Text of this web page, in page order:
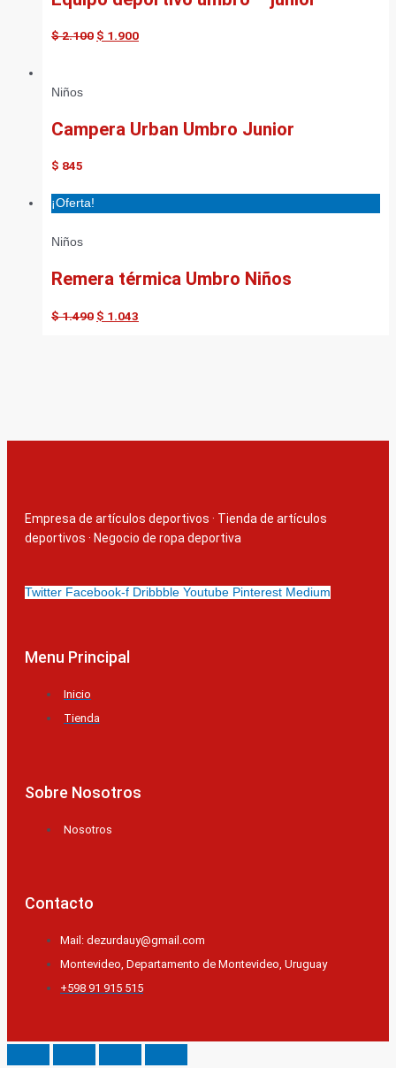
$2.100 $ 1.900
Niños
Campera Urban Umbro Junior
$ 845
¡Oferta!
Niños
Remera térmica Umbro Niños
$1.490 $ 1.043
Empresa de artículos deportivos · Tienda de artículos
deportivos · Negocio de ropa deportiva
Twitter Facebook-f Dribbble Youtube Pinterest Medium
Menu Principal
Inicio
Tienda
Sobre Nosotros
Nosotros
Contacto
Mail: dezurdauy@gmail.com
Montevideo, Departamento de Montevideo, Uruguay
+598 91 915 515